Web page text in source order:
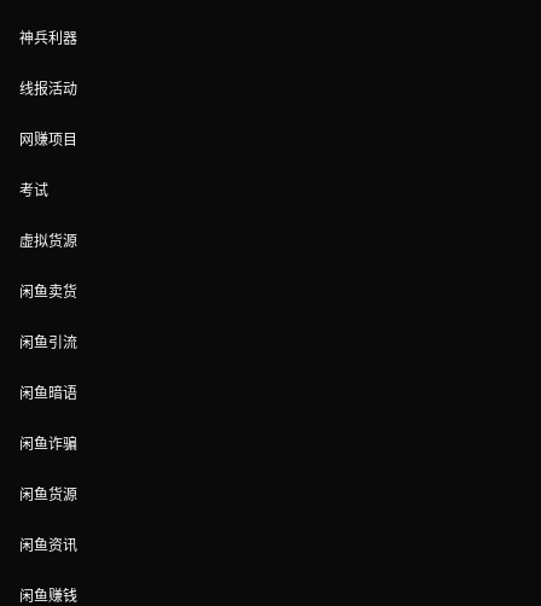
神兵利器
线报活动
网赚项目
考试
虚拟货源
闲鱼卖货
闲鱼引流
闲鱼暗语
闲鱼诈骗
闲鱼货源
闲鱼资讯
闲鱼赚钱